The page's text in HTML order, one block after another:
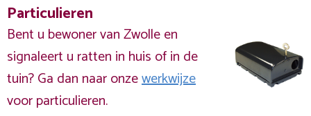
Particulieren
Bent u bewoner van Zwolle en
signaleert u ratten in huis of in de
tuin? Ga dan naar onzewerkwijze
voor particulieren.